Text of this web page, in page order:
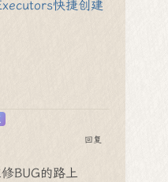
快捷创建
回复
BUG的路上